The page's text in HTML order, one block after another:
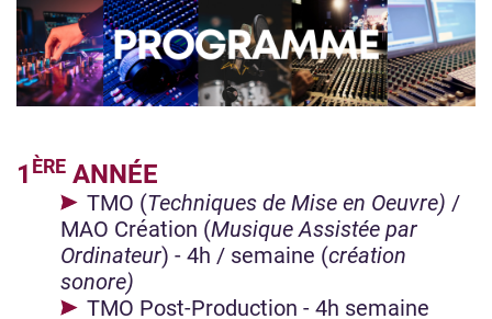
1 ÈRE ANNÉE
TMO (Techniques de Mise en Oeuvre) /
MAO Création (Musique Assistée par
Ordinateur) - 4h / semaine (création
sonore)
TMO Post-Production - 4h semaine